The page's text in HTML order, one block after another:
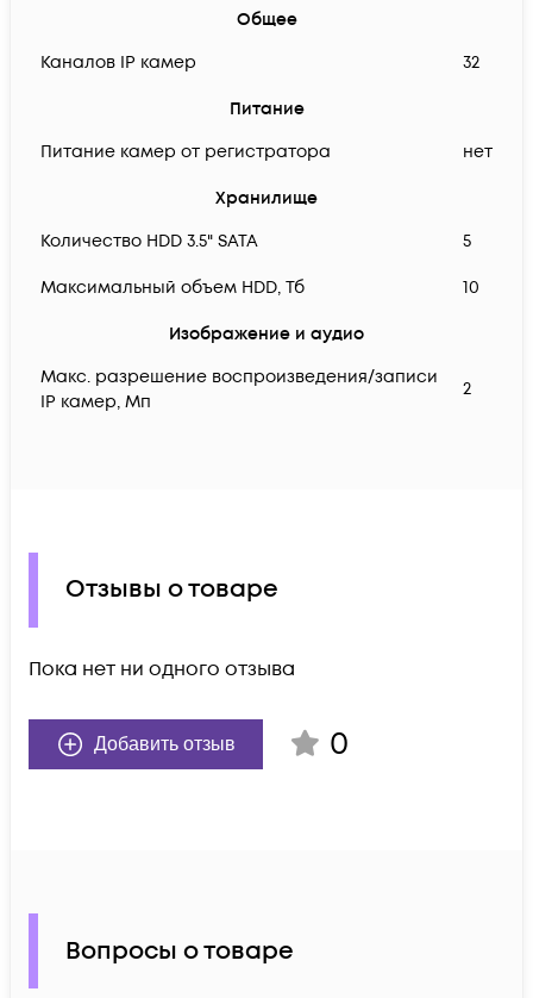
Общее
Каналов IP камер
32
Питание
Питание камер от регистратора
нет
Хранилище
Количество HDD 3.5" SATA
5
Максимальный объем HDD, Тб 10
Изображение и аудио
Макс. разрешение воспроизведения/записи
IP камер, Мп
2
Отзывы о товаре
Пока нет ни одного отзыва
Добавить отзыв 0
Вопросы о товаре